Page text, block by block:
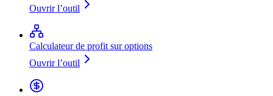
Ouvrir l’outil
Calculateur de profit sur options
Ouvrir l’outil